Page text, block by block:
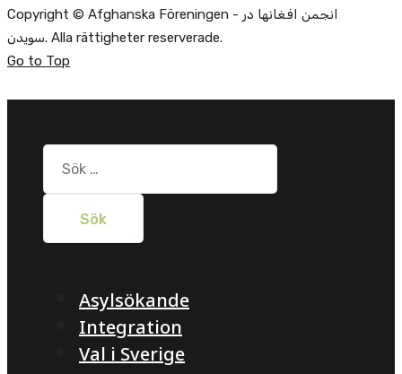
Copyright © Afghanska Föreningen - انجمن افغانها در
سویدن. Alla rättigheter reserverade.
Go to Top
Sök
efter:
Asylsökande
Integration
Val i Sverige